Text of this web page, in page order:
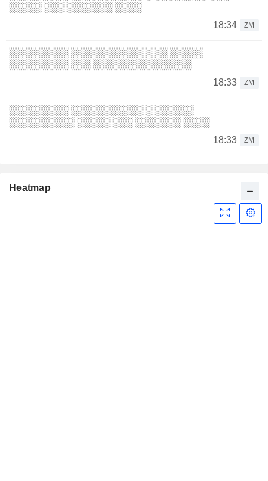
░░░░░ ░░░ ░░░░░░░ ░░░░
18:34
ZM
░░░░░░░░░ ░░░░░░░░░░░ ░ ░░ ░░░░░
░░░░░░░░░ ░░░ ░░░░░░░░░░░░░░░
18:33
ZM
░░░░░░░░░ ░░░░░░░░░░░ ░ ░░░░░░
░░░░░░░░░░ ░░░░░ ░░░ ░░░░░░░ ░░░░
18:33
ZM
Heatmap